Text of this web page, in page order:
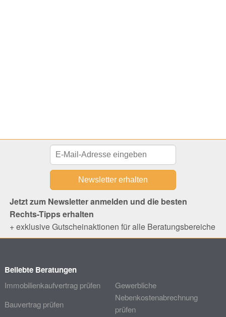
Jetzt zum Newsletter anmelden und die besten
Rechts-Tipps erhalten
+ exklusive Gutscheinaktionen für alle Beratungsbereiche
Beliebte Beratungen
Immobilienkaufvertrag prüfen
Bauvertrag prüfen
Gewerbliche
Nebenkostenabrechnung
prüfen